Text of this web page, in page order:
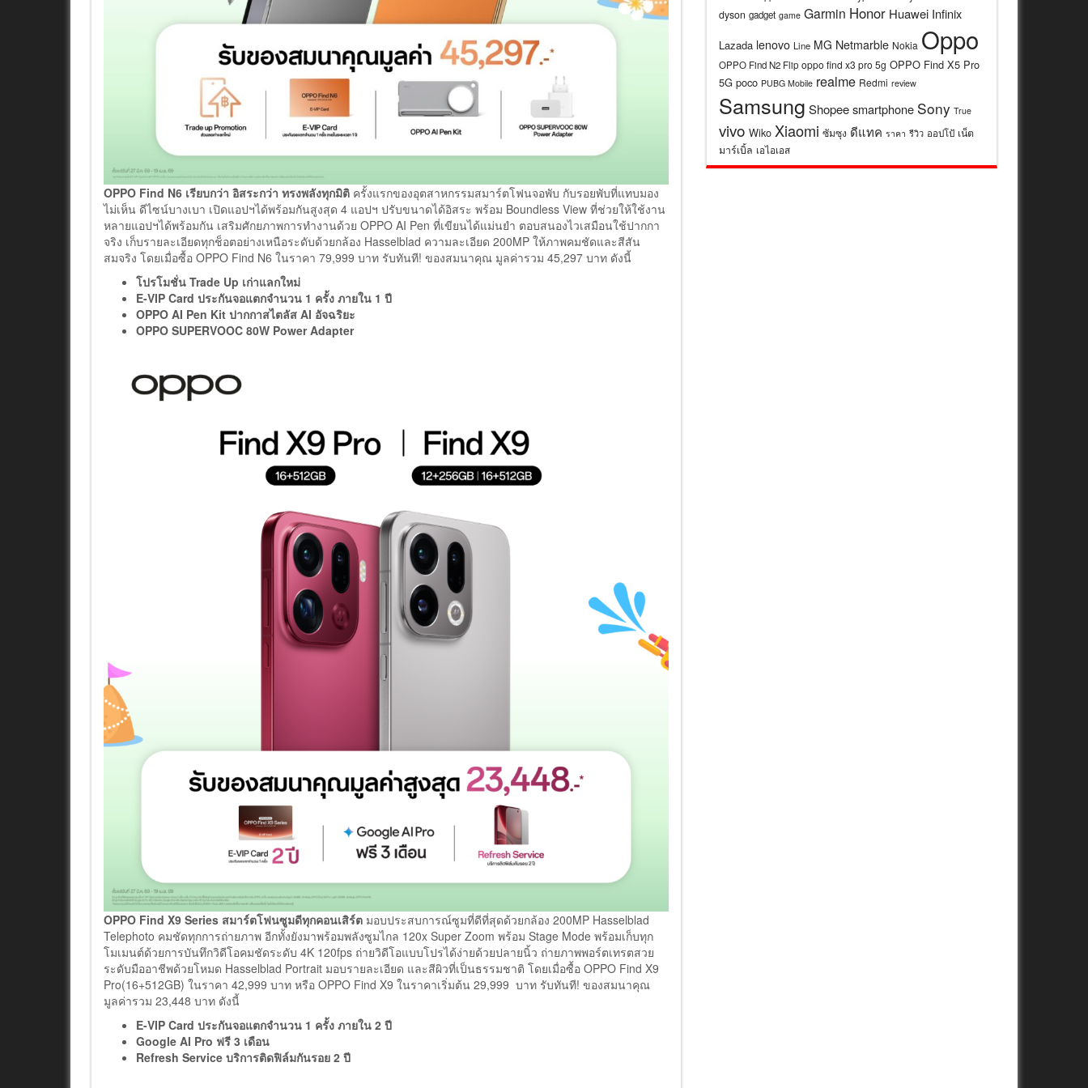
OPPO Find N6 เรียบกว่า อิสระกว่า ทรงพลังทุกมิติ ครั้งแรกของอุตสาหกรรมสมาร์ตโฟนจอพับ กับรอยพับที่แทบมอง
ไม่เห็น ดีไซน์บางเบา เปิดแอปฯได้พร้อมกันสูงสุด 4 แอปฯ ปรับขนาดได้อิสระ พร้อม Boundless View ที่ช่วยให้ใช้งาน
หลายแอปฯได้พร้อมกัน เสริมศักยภาพการทำงานด้วย OPPO AI Pen ที่เขียนได้แม่นยำ ตอบสนองไวเสมือนใช้ปากกา
จริง เก็บรายละเอียดทุกช็อตอย่างเหนือระดับด้วยกล้อง Hasselblad ความละเอียด 200MP ให้ภาพคมชัดและสีสัน
สมจริง โดยเมื่อซื้อ OPPO Find N6 ในราคา 79,999 บาท รับทันที! ของสมนาคุณ มูลค่ารวม 45,297 บาท ดังนี้
โปรโมชั่น Trade Up เก่าแลกใหม่
E-VIP Card ประกันจอแตกจำนวน 1 ครั้ง ภายใน 1 ปี
OPPO AI Pen Kit ปากกาสไตลัส AI อัจฉริยะ
OPPO SUPERVOOC 80W Power Adapter
OPPO Find X9 Series สมาร์ตโฟนซูมดีทุกคอนเสิร์ต มอบประสบการณ์ซูมที่ดีที่สุดด้วยกล้อง 200MP Hasselblad
Telephoto คมชัดทุกการถ่ายภาพ อีกทั้งยังมาพร้อมพลังซูมไกล 120x Super Zoom พร้อม Stage Mode พร้อมเก็บทุก
โมเมนต์ด้วยการบันทึกวิดีโอคมชัดระดับ 4K 120fps ถ่ายวิดีโอแบบโปรได้ง่ายด้วยปลายนิ้ว ถ่ายภาพพอร์ตเทรตสวย
ระดับมืออาชีพด้วยโหมด Hasselblad Portrait มอบรายละเอียด และสีผิวที่เป็นธรรมชาติ โดยเมื่อซื้อ OPPO Find X9
Pro(16+512GB) ในราคา 42,999 บาท หรือ OPPO Find X9 ในราคาเริ่มต้น 29,999 บาท รับทันที! ของสมนาคุณ
มูลค่ารวม 23,448 บาท ดังนี้
E-VIP Card ประกันจอแตกจำนวน 1 ครั้ง ภายใน 2 ปี
Google AI Pro ฟรี 3 เดือน
Refresh Service บริการติดฟิล์มกันรอย 2 ปี
dyson gadget game Garmin Honor Huawei Infinix
Lazada lenovo Line MG Netmarble Nokia Oppo
OPPO Find N2 Flip oppo find x3 pro 5g OPPO Find X5 Pro
5G poco PUBG Mobile realme Redmi review
Samsung Shopeesmartphone Sony True
vivo Wiko Xiaomi ซัมซุง ดีแทค ราคา รีวิว ออปโป้ เน็ต
มาร์เบิ้ล เอไอเอส